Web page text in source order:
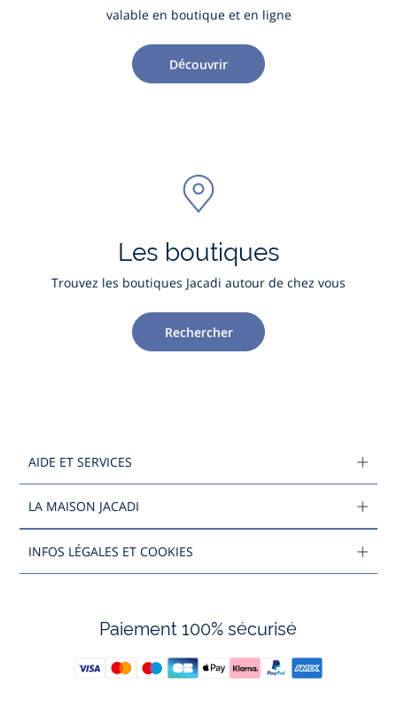
valable en boutique et en ligne
Découvrir
Les boutiques
Trouvez les boutiques Jacadi autour de chez vous
Rechercher
AIDE ET SERVICES
LA MAISON JACADI
INFOS LÉGALES ET COOKIES
Paiement 100% sécurisé